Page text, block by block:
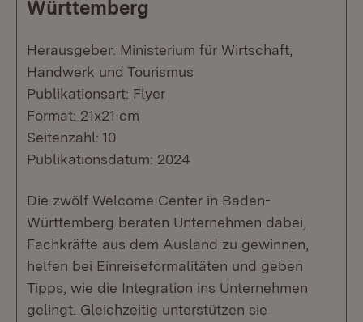
Württemberg
Herausgeber: Ministerium für Wirtschaft,
Handwerk und Tourismus
Publikationsart: Flyer
Format: 21x21 cm
Seitenzahl: 10
Publikationsdatum: 2024
Die zwölf Welcome Center in Baden-
Württemberg beraten Unternehmen dabei,
Fachkräfte aus dem Ausland zu gewinnen,
helfen bei Einreiseformalitäten und geben
Tipps, wie die Integration ins Unternehmen
gelingt. Gleichzeitig unterstützen sie